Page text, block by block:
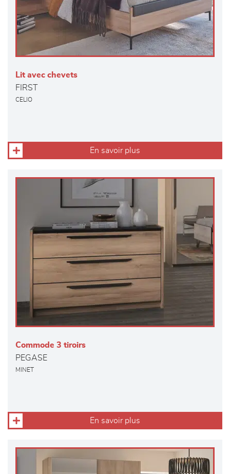
Lit avec chevets
FIRST
CELIO
En savoir plus
Commode 3 tiroirs
PEGASE
MINET
En savoir plus